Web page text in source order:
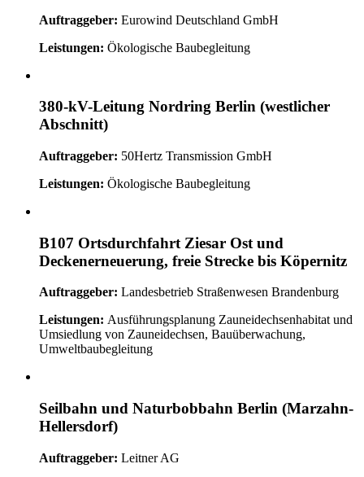
Auftraggeber: Eurowind Deutschland GmbH
Leistungen: Ökologische Baubegleitung
380-kV-Leitung Nordring Berlin (westlicher
Abschnitt)
Auftraggeber: 50Hertz Transmission GmbH
Leistungen: Ökologische Baubegleitung
B107 Ortsdurchfahrt Ziesar Ost und
Deckenerneuerung, freie Strecke bis Köpernitz
Auftraggeber: Landesbetrieb Straßenwesen Brandenburg
Leistungen: Ausführungsplanung Zauneidechsenhabitat und
Umsiedlung von Zauneidechsen, Bauüberwachung,
Umweltbaubegleitung
Seilbahn und Naturbobbahn Berlin (Marzahn-
Hellersdorf)
Auftraggeber: Leitner AG